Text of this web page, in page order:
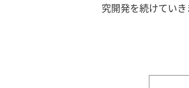
究開発を続けていき